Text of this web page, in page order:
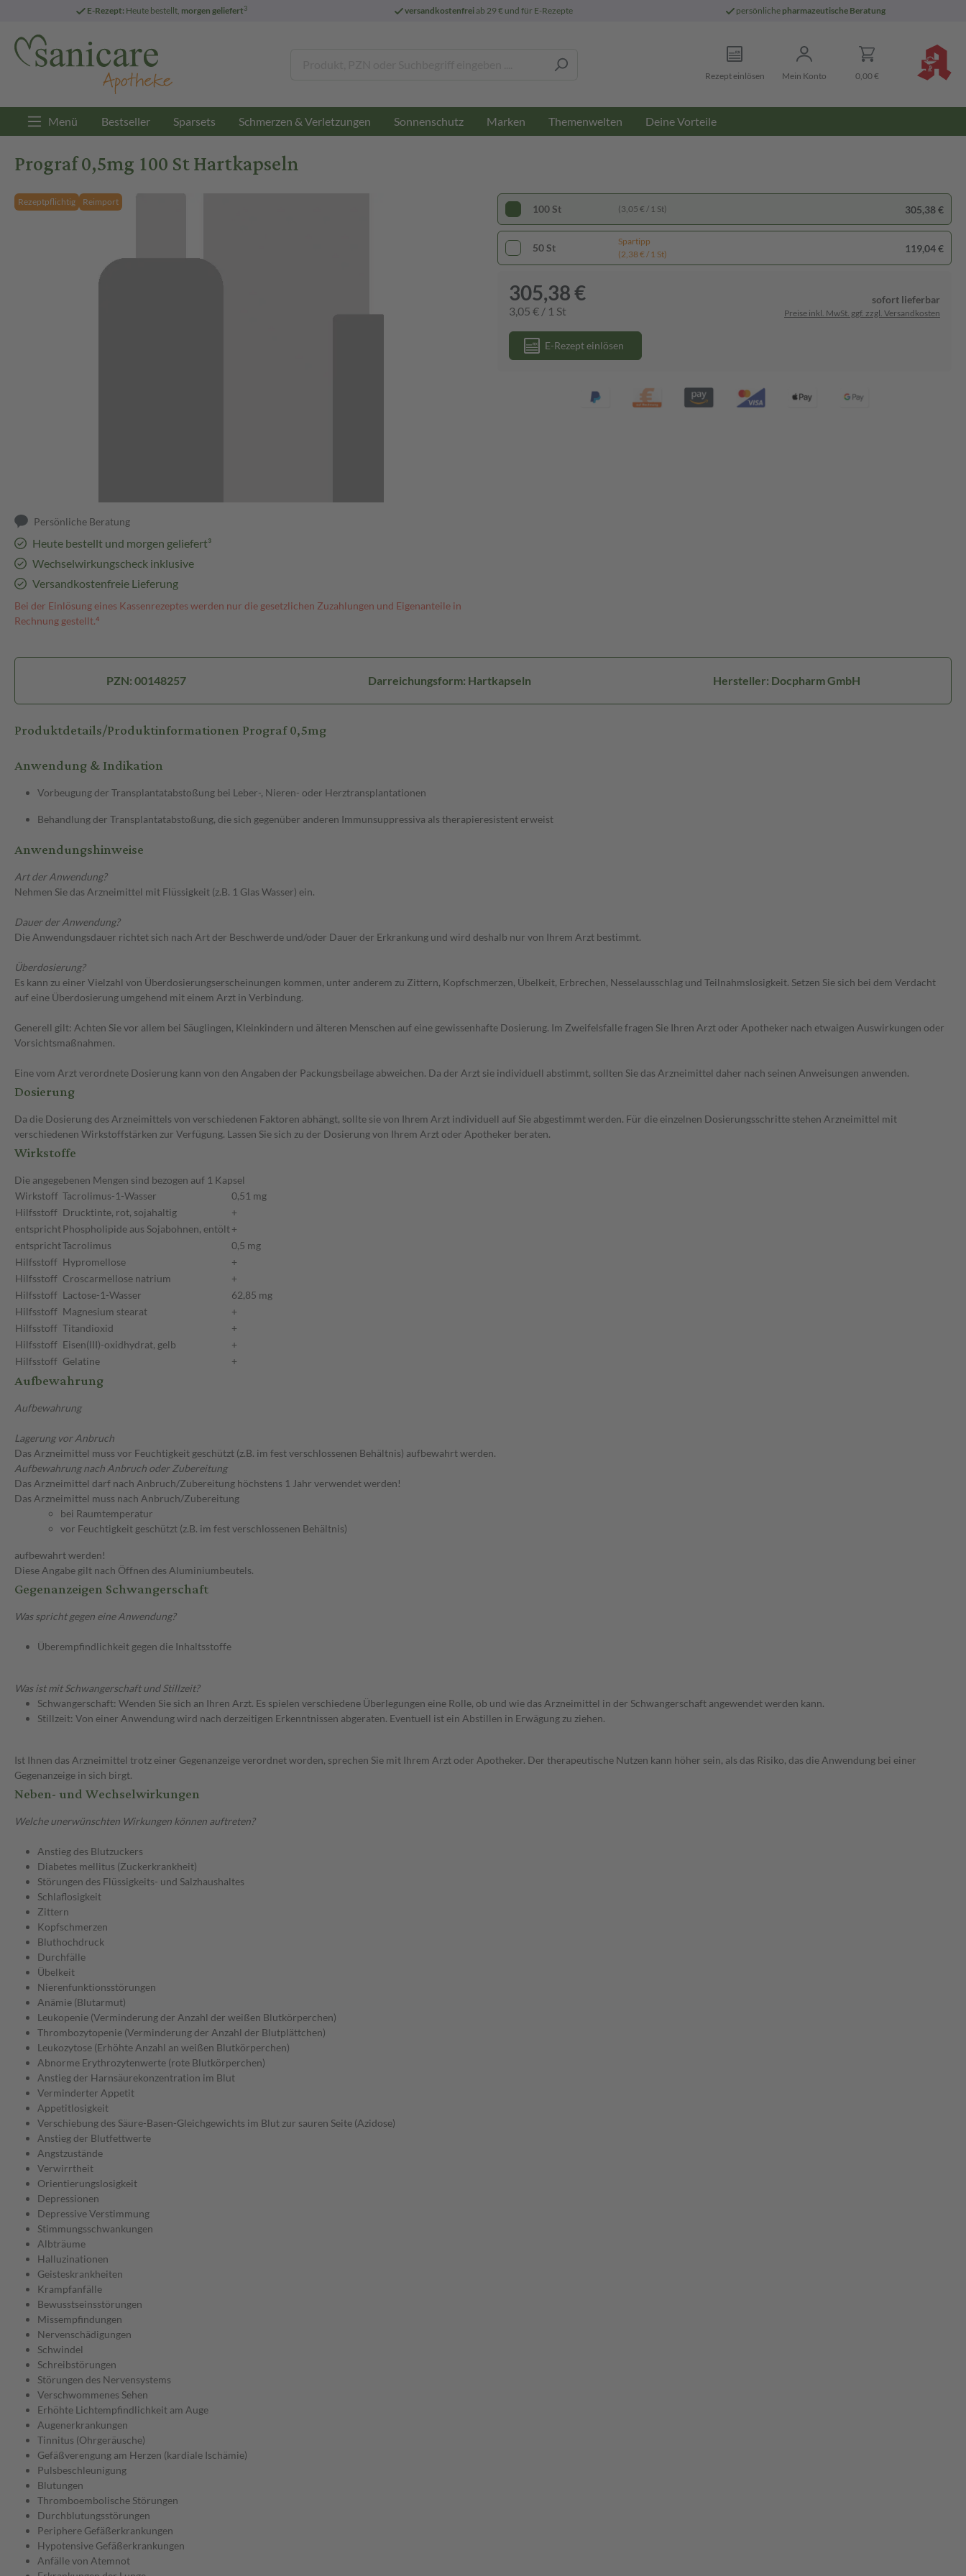
E-Rezept: Heute bestellt, morgen geliefert3 versandkostenfreiab 29 € und für E-Rezepte persönliche pharmazeutische Beratung
Rezept einlösen Mein Konto 0,00 €
Menü Bestseller Sparsets Schmerzen & Verletzungen Sonnenschutz Marken Themenwelten Deine Vorteile
Prograf 0,5mg 100 St Hartkapseln
Rezeptpflichtig Reimport
Persönliche Beratung
Heute bestellt und morgen geliefert³
Wechselwirkungscheck inklusive
Versandkostenfreie Lieferung
Bei der Einlösung eines Kassenrezeptes werden nur die gesetzlichen Zuzahlungen und Eigenanteile in
Rechnung gestellt.⁴
100 St (3,05 € / 1 St) 305,38 €
50 St
Spartipp
(2,38 € / 1 St)
119,04 €
305,38 €
3,05 € / 1 St
sofort lieferbar
Preise inkl. MwSt. ggf. zzgl. Versandkosten
E-Rezept einlösen
PZN: 00148257 Darreichungsform: Hartkapseln Hersteller: Docpharm GmbH
Produktdetails/Produktinformationen Prograf 0,5mg
Anwendung & Indikation
Vorbeugung der Transplantatabstoßung bei Leber-, Nieren- oder Herztransplantationen
Behandlung der Transplantatabstoßung, die sich gegenüber anderen Immunsuppressiva als therapieresistent erweist
Anwendungshinweise
Art der Anwendung?
Nehmen Sie das Arzneimittel mit Flüssigkeit (z.B. 1 Glas Wasser) ein.
Dauer der Anwendung?
Die Anwendungsdauer richtet sich nach Art der Beschwerde und/oder Dauer der Erkrankung und wird deshalb nur von Ihrem Arzt bestimmt.
Überdosierung?
Es kann zu einer Vielzahl von Überdosierungserscheinungen kommen, unter anderem zu Zittern, Kopfschmerzen, Übelkeit, Erbrechen, Nesselausschlag und Teilnahmslosigkeit. Setzen Sie sich bei dem Verdacht
auf eine Überdosierung umgehend mit einem Arzt in Verbindung.
Generell gilt: Achten Sie vor allem bei Säuglingen, Kleinkindern und älteren Menschen auf eine gewissenhafte Dosierung. Im Zweifelsfalle fragen Sie Ihren Arzt oder Apotheker nach etwaigen Auswirkungen oder
Vorsichtsmaßnahmen.
Eine vom Arzt verordnete Dosierung kann von den Angaben der Packungsbeilage abweichen. Da der Arzt sie individuell abstimmt, sollten Sie das Arzneimittel daher nach seinen Anweisungen anwenden.
Dosierung
Da die Dosierung des Arzneimittels von verschiedenen Faktoren abhängt, sollte sie von Ihrem Arzt individuell auf Sie abgestimmt werden. Für die einzelnen Dosierungsschritte stehen Arzneimittel mit
verschiedenen Wirkstoffstärken zur Verfügung. Lassen Sie sich zu der Dosierung von Ihrem Arzt oder Apotheker beraten.
Wirkstoffe
Die angegebenen Mengen sind bezogen auf 1 Kapsel
Wirkstoff Tacrolimus-1-Wasser
0,51 mg
Hilfsstoff Drucktinte, rot, sojahaltig
+
entsprichtPhospholipide aus Sojabohnen, entölt+
entsprichtTacrolimus
0,5 mg
Hilfsstoff Hypromellose
+
Hilfsstoff Croscarmellose natrium
+
Hilfsstoff Lactose-1-Wasser
62,85 mg
Hilfsstoff Magnesium stearat
+
Hilfsstoff Titandioxid
+
Hilfsstoff Eisen(III)-oxidhydrat, gelb
+
Hilfsstoff Gelatine +
Aufbewahrung
Aufbewahrung
Lagerung vor Anbruch
Das Arzneimittel muss vor Feuchtigkeit geschützt (z.B. im fest verschlossenen Behältnis) aufbewahrt werden.
Aufbewahrung nach Anbruch oder Zubereitung
Das Arzneimittel darf nach Anbruch/Zubereitung höchstens 1 Jahr verwendet werden!
Das Arzneimittel muss nach Anbruch/Zubereitung
bei Raumtemperatur
vor Feuchtigkeit geschützt (z.B. im fest verschlossenen Behältnis)
aufbewahrt werden!
Diese Angabe gilt nach Öffnen des Aluminiumbeutels.
Gegenanzeigen Schwangerschaft
Was spricht gegen eine Anwendung?
Überempfindlichkeit gegen die Inhaltsstoffe
Was ist mit Schwangerschaft und Stillzeit?
Schwangerschaft: Wenden Sie sich an Ihren Arzt. Es spielen verschiedene Überlegungen eine Rolle, ob und wie das Arzneimittel in der Schwangerschaft angewendet werden kann.
Stillzeit: Von einer Anwendung wird nach derzeitigen Erkenntnissen abgeraten. Eventuell ist ein Abstillen in Erwägung zu ziehen.
Ist Ihnen das Arzneimittel trotz einer Gegenanzeige verordnet worden, sprechen Sie mit Ihrem Arzt oder Apotheker. Der therapeutische Nutzen kann höher sein, als das Risiko, das die Anwendung bei einer
Gegenanzeige in sich birgt.
Neben- und Wechselwirkungen
Welche unerwünschten Wirkungen können auftreten?
Anstieg des Blutzuckers
Diabetes mellitus (Zuckerkrankheit)
Störungen des Flüssigkeits- und Salzhaushaltes
Schlaflosigkeit
Zittern
Kopfschmerzen
Bluthochdruck
Durchfälle
Übelkeit
Nierenfunktionsstörungen
Anämie (Blutarmut)
Leukopenie (Verminderung der Anzahl der weißen Blutkörperchen)
Thrombozytopenie (Verminderung der Anzahl der Blutplättchen)
Leukozytose (Erhöhte Anzahl an weißen Blutkörperchen)
Abnorme Erythrozytenwerte (rote Blutkörperchen)
Anstieg der Harnsäurekonzentration im Blut
Verminderter Appetit
Appetitlosigkeit
Verschiebung des Säure-Basen-Gleichgewichts im Blut zur sauren Seite (Azidose)
Anstieg der Blutfettwerte
Angstzustände
Verwirrtheit
Orientierungslosigkeit
Depressionen
Depressive Verstimmung
Stimmungsschwankungen
Albträume
Halluzinationen
Geisteskrankheiten
Krampfanfälle
Bewusstseinsstörungen
Missempfindungen
Nervenschädigungen
Schwindel
Schreibstörungen
Störungen des Nervensystems
Verschwommenes Sehen
Erhöhte Lichtempfindlichkeit am Auge
Augenerkrankungen
Tinnitus (Ohrgeräusche)
Gefäßverengung am Herzen (kardiale Ischämie)
Pulsbeschleunigung
Blutungen
Thromboembolische Störungen
Durchblutungsstörungen
Periphere Gefäßerkrankungen
Hypotensive Gefäßerkrankungen
Anfälle von Atemnot